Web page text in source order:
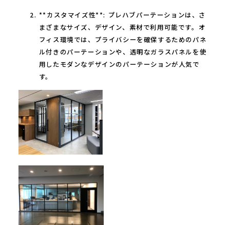
**カスタマイズ性**: プレハブパーテーションは、さ
まざまなサイズ、デザイン、素材で利用可能です。オ
フィス環境では、プライバシーを確保するためのパネ
ル付きのパーテーションや、透明なガラスパネルを使
用したモダンなデザインのパーテーションが人気で
す。